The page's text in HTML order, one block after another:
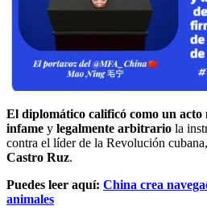
El diplomático calificó como un acto
infame y legalmente arbitrario la
contra el líder de la Revolución
Castro Ruz.
Puedes leer aquí: China crea
animales